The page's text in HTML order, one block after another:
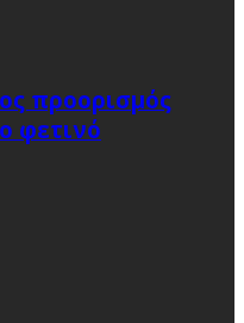
προορισμός
φετινό